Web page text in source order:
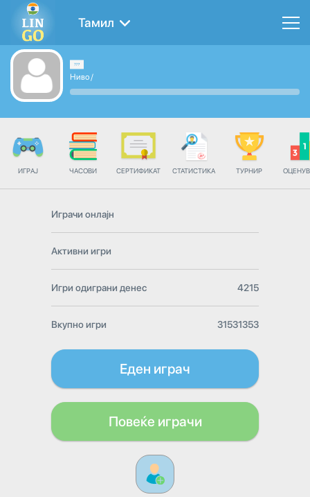
Тамил
Ниво/
ИГРАЈ ЧАСОВИ СЕРТИФИКАТ СТАТИСТИКА ТУРНИР
Играчи онлајн
Активни игри
Игри одиграни денес 4215
Вкупно игри 31531353
Еден играч
Повеќе играчи